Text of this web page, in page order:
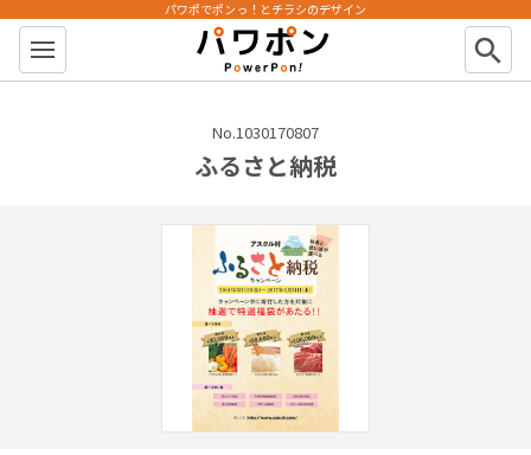
パワポン
パワポでポンっ！とチラシのデザイン
search
No.1030170807
ふるさと納税